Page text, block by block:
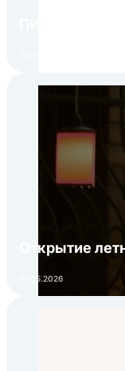
Открытие
01.05.2026